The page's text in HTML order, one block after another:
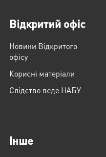
Відкритий офіс
Новини Відкритого
офісу
Корисні матеріали
Слідство веде НАБУ
Інше